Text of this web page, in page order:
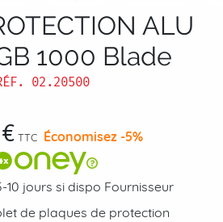
ALU
1000 Blade
02.20500
TTC Économisez -5%
10 jours si dispo Fournisseur
de plaques de protection